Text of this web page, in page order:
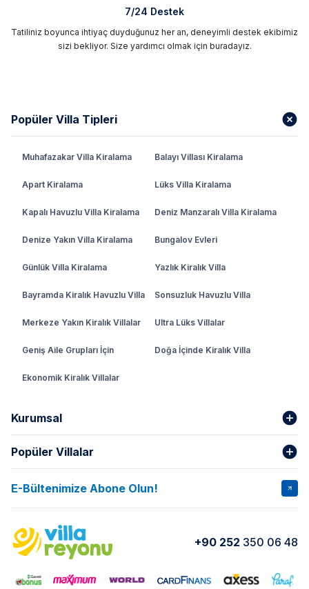
7/24 Destek
Tatiliniz boyunca ihtiyaç duyduğunuz her an, deneyimli destek ekibimiz
sizi bekliyor. Size yardımcı olmak için buradayız.
Popüler Villa Tipleri
Muhafazakar Villa Kiralama Balayı Villası Kiralama
Apart Kiralama Lüks Villa Kiralama
Kapalı Havuzlu Villa Kiralama Deniz Manzaralı Villa Kiralama
Denize Yakın Villa Kiralama Bungalov Evleri
Günlük Villa Kiralama Yazlık Kiralık Villa
Bayramda Kiralık Havuzlu Villa Sonsuzluk Havuzlu Villa
Merkeze Yakın Kiralık Villalar Ultra Lüks Villalar
Geniş Aile Grupları İçin Doğa İçinde Kiralık Villa
Ekonomik Kiralık Villalar
Kurumsal
Hakkımızda
İptal Şartları Banka Hesapları
Kurumsal Blog
Yorumlar Nasıl Kiralarım
Popüler Villalar
VİLLA SALKIM VİLLA SLAY 1
VİLLA OLENNA 1 VİLLA MERT
E-Bültenimize Abone Olun!
+90 252 350 06 48